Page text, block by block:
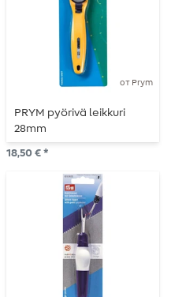
от Prym
PRYM pyörivä leikkuri
28mm
18,50 € *